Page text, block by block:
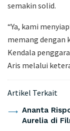
semakin solid.
“Ya, kami
memang dengan
Kendala
Aris melalui
Artikel Terkait
Ananta
Aurelia di